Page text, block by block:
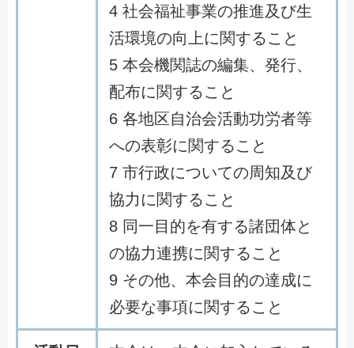
4 社会福祉事業の推進及び生
活環境の向上に関すること
5 本会機関誌の編集、発行、
配布に関すること
6 各地区自治会活動功労者等
への表彰に関すること
7 市行政についての周知及び
協力に関すること
8 同一目的を有する諸団体と
の協力連携に関すること
9 その他、本会目的の達成に
必要な事項に関すること